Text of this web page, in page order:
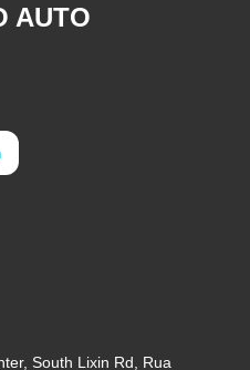
AUTO
South Lixin Rd, Rua